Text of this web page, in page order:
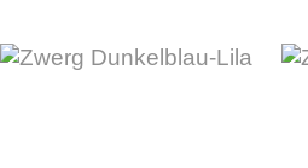
Varianten